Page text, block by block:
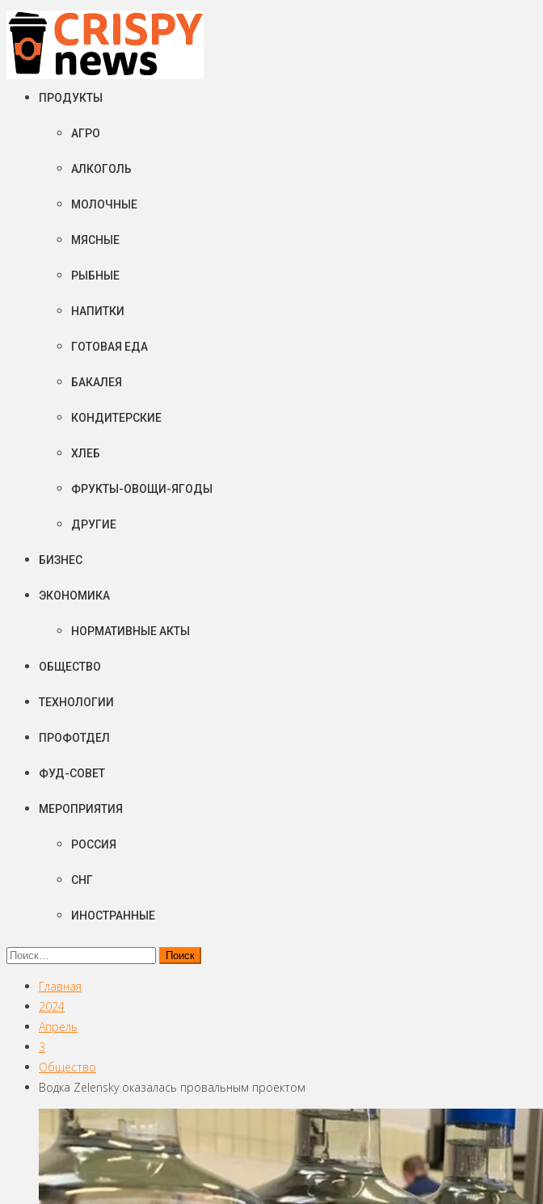
Суббота, 08 августа, 2026
Crispy News/Криспи Ньюс
События и тенденции рынка пищевой промышленности в России и мире
ПРОДУКТЫ
АГРО
АЛКОГОЛЬ
МОЛОЧНЫЕ
МЯСНЫЕ
РЫБНЫЕ
НАПИТКИ
ГОТОВАЯ ЕДА
БАКАЛЕЯ
КОНДИТЕРСКИЕ
ХЛЕБ
ФРУКТЫ-ОВОЩИ-ЯГОДЫ
ДРУГИЕ
БИЗНЕС
ЭКОНОМИКА
НОРМАТИВНЫЕ АКТЫ
ОБЩЕСТВО
ТЕХНОЛОГИИ
ПРОФОТДЕЛ
ФУД-СОВЕТ
МЕРОПРИЯТИЯ
РОССИЯ
СНГ
ИНОСТРАННЫЕ
Найти:
Главная
2024
Апрель
3
Общество
Водка Zelensky оказалась провальным проектом